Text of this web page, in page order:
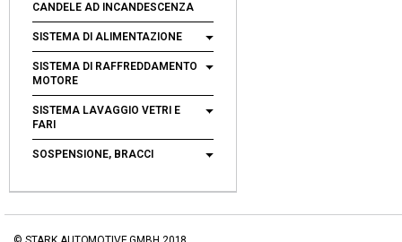
CANDELE AD INCANDESCENZA
SISTEMA DI ALIMENTAZIONE
SISTEMA DI RAFFREDDAMENTO
MOTORE
SISTEMA LAVAGGIO VETRI E
FARI
SOSPENSIONE, BRACCI